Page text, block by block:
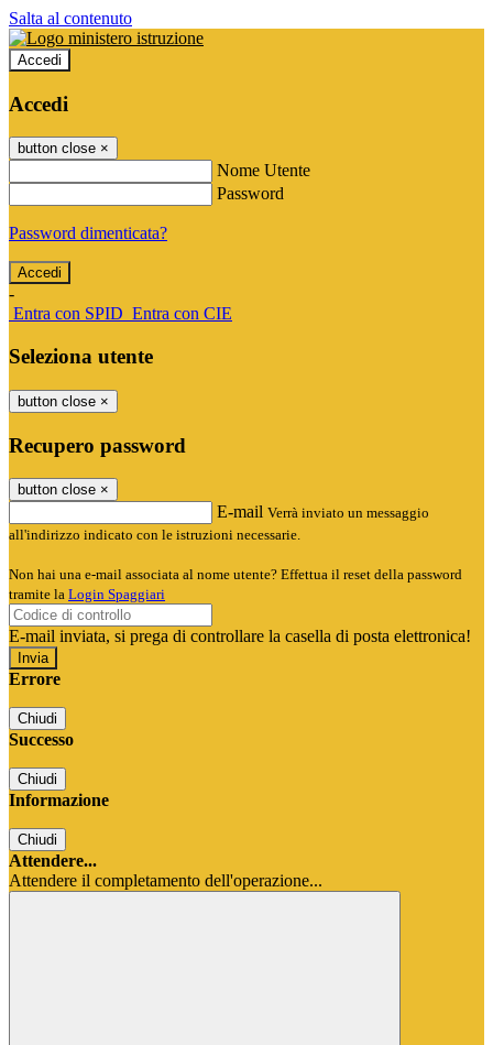
Salta al contenuto
Accedi
Accedi
button close ×
Nome Utente
Password
Password dimenticata?
-
Entra con SPID Entra con CIE
Seleziona utente
button close ×
Recupero password
button close ×
E-mail Verrà inviato un messaggio
all'indirizzo indicato con le istruzioni necessarie.
Non hai una e-mail associata al nome utente? Effettua il reset della password
tramite la Login Spaggiari
E-mail inviata, si prega di controllare la casella di posta elettronica!
Errore
Chiudi
Successo
Chiudi
Informazione
Chiudi
Attendere...
Attendere il completamento dell'operazione...